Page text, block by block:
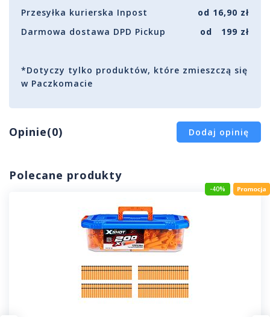
Przesyłka kurierska Inpost
od 16,90 zł
Darmowa dostawa DPD Pickup
od 199 zł
*Dotyczy tylko produktów, które zmieszczą się
w Paczkomacie
Opinie(0) Dodaj opinię
Polecane produkty
-40%